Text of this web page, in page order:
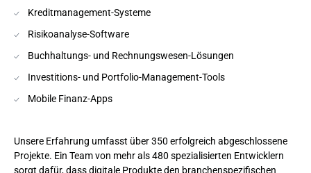
Kreditmanagement-Systeme
Risikoanalyse-Software
Buchhaltungs- und Rechnungswesen-Lösungen
Investitions- und Portfolio-Management-Tools
Mobile Finanz-Apps
Unsere Erfahrung umfasst über 350 erfolgreich abgeschlossene
Projekte. Ein Team von mehr als 480 spezialisierten Entwicklern
sorgt dafür, dass digitale Produkte den branchenspezifischen